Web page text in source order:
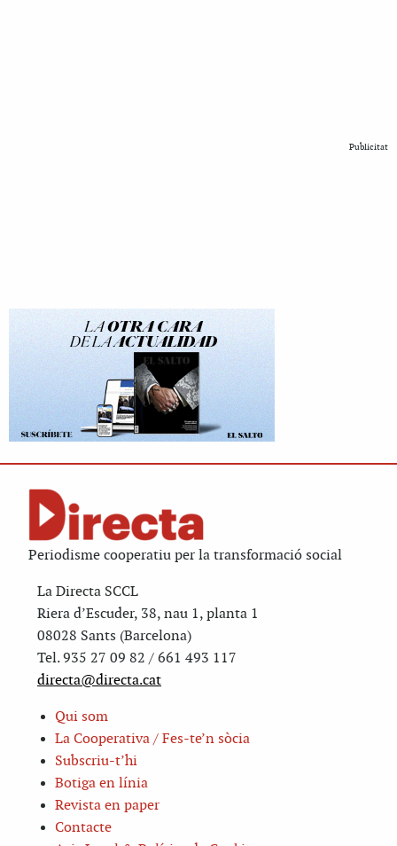
Publicitat
Periodisme cooperatiu per la transformació social
La Directa SCCL
Riera d’Escuder, 38, nau 1, planta 1
08028 Sants (Barcelona)
Tel. 935 27 09 82 / 661 493 117
directa@directa.cat
Qui som
La Cooperativa / Fes-te’n sòcia
Subscriu-t’hi
Botiga en línia
Revista en paper
Contacte